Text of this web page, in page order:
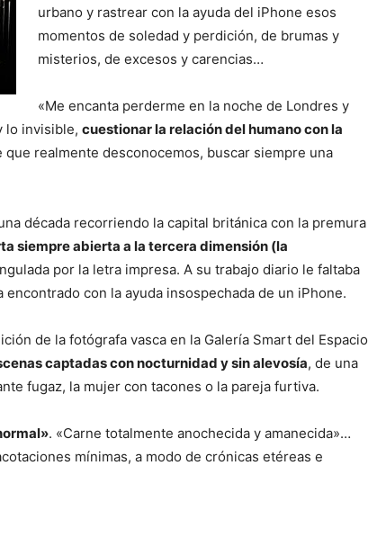
urbano y rastrear con la ayuda del iPhone esos
momentos de soledad y perdición, de brumas y
misterios, de excesos y carencias…
«Me encanta perderme en la noche de Londres y
lo invisible, cuestionar la relación del humano con la
realmente desconocemos, buscar siempre una
década recorriendo la capital británica con la premura
siempre abierta a la tercera dimensión (la
por la letra impresa. A su trabajo diario le faltaba
con la ayuda insospechada de un iPhone.
de la fotógrafa vasca en la Galería Smart del Espacio
captadas con nocturnidad y sin alevosía, de una
fugaz, la mujer con tacones o la pareja furtiva.
. «Carne totalmente anochecida y amanecida»…
mínimas, a modo de crónicas etéreas e